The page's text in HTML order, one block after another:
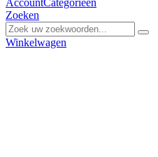
AccountCategorieën
Zoeken
Winkelwagen